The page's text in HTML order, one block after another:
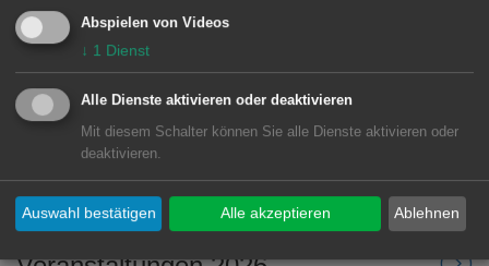
Orchesterleitung
Historisches
Abspielen von Videos
↓ 1 Dienst
Alle Dienste aktivieren oder deaktivieren
Mit diesem Schalter können Sie alle Dienste aktivieren oder
deaktivieren.
Ablehnen
Auswahl bestätigen Alle akzeptieren